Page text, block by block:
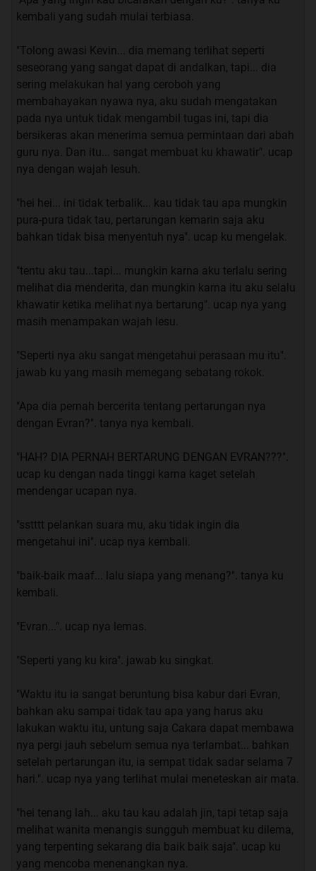
“terus urusan nya sama aku apa?” saut ku.
“Denger-denger mahasiswi pindahan itu cakep banget”.
ucap nya yang masih bernada berbisik.
“percuma man, ga bakal mau juga sama kamu”. saut ku.
“yee.. kalo ini bukan masalah mau atau gak nya, yang
paling penting itu ada yang bisa bikin mata seger di
kampus”. ucap nya sambil mencboa membayangkan
“ yaudah terserah kamu aja lah man”. ucap ku sambil
memalingkan wajah dari nya.
Lalu pelajaran yang membosankan ini pun akhir nya
berakhir, aku pun segera membereskan buku-buku ke
dalam tas dan segera pergi ke kantin bersama 2 orang
memesan makanan untuk makan siang, kami beluim
bisa pulang karna masih ada 1 kelas lagi yang harus ku
“eh pulang mau maen PS dulu ga di rumah, ?” ucap ku
“boleh aja kebetulan hari ini lagi kosong”. saut FIrman.
Alfian menyindir FIrman.
Jawab FIrman.
Alfian.
“lagi bosen aja nyokap lagi keluar kota 5 hari, bantuin
jawab ku.
“jadi… kamu hanya memanfaat kan aku untuk mengisi
waktu bosan mu,,, Jahat”. Ucap Firman dengan tujuan
meledek.
“ehh jangan, ntar aku gimana, masa bengang-bengong
lagi di kosan, mana lagi gak ada kuota”. Saut Firman.
kembali yang sudah mulai terbiasa.
"Tolong awasi Kevin... dia memang terlihat seperti
seseorang yang sangat dapat di andalkan, tapi... dia
sering melakukan hal yang ceroboh yang
membahayakan nyawa nya, aku sudah mengatakan
pada nya untuk tidak mengambil tugas ini, tapi dia
bersikeras akan menerima semua permintaan dari abah
guru nya. Dan itu... sangat membuat ku khawatir". ucap
nya dengan wajah lesuh.
"hei hei... ini tidak terbalik... kau tidak tau apa mungkin
pura-pura tidak tau, pertarungan kemarin saja aku
bahkan tidak bisa menyentuh nya". ucap ku mengelak.
"tentu aku tau...tapi... mungkin karna aku terlalu sering
melihat dia menderita, dan mungkin karna itu aku selalu
khawatir ketika melihat nya bertarung". ucap nya yang
masih menampakan wajah lesu.
"Seperti nya aku sangat mengetahui perasaan mu itu".
jawab ku yang masih memegang sebatang rokok.
"Apa dia pernah bercerita tentang pertarungan nya
dengan Evran?". tanya nya kembali.
"HAH? DIA PERNAH BERTARUNG DENGAN EVRAN???".
ucap ku dengan nada tinggi karna kaget setelah
mendengar ucapan nya.
"sstttt pelankan suara mu, aku tidak ingin dia
mengetahui ini". ucap nya kembali.
"baik-baik maaf... lalu siapa yang menang?". tanya ku
kembali.
"Evran...". ucap nya lemas.
"Seperti yang ku kira". jawab ku singkat.
"Waktu itu ia sangat beruntung bisa kabur dari Evran,
bahkan aku sampai tidak tau apa yang harus aku
lakukan waktu itu, untung saja Cakara dapat membawa
nya pergi jauh sebelum semua nya terlambat... bahkan
setelah pertarungan itu, ia sempat tidak sadar selama 7
hari.". ucap nya yang terlihat mulai meneteskan air mata.
"hei tenang lah... aku tau kau adalah jin, tapi tetap saja
melihat wanita menangis sungguh membuat ku dilema,
yang terpenting sekarang dia baik baik saja". ucap ku
yang mencoba menenangkan nya.